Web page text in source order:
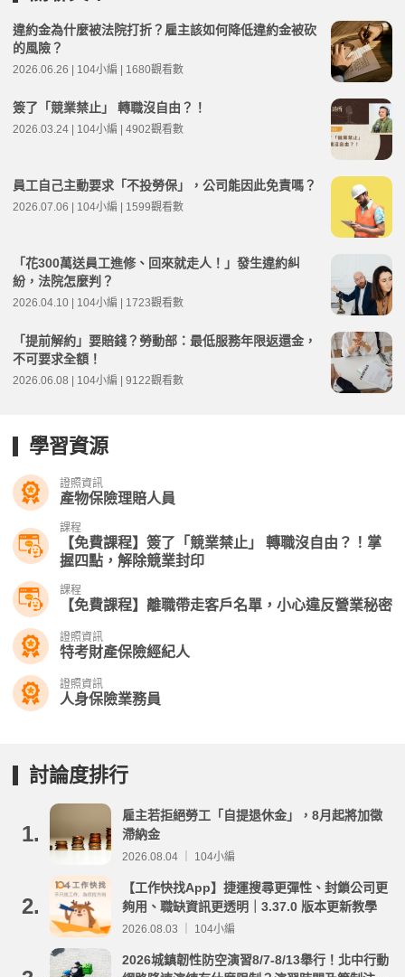
違約金為什麼被法院打折？雇主該如何降低違約金被砍
的風險？
2026.06.26 | 104小編 | 1680觀看數
簽了「競業禁止」 轉職沒自由？！
2026.03.24 | 104小編 | 4902觀看數
員工自己主動要求「不投勞保」，公司能因此免責嗎？
2026.07.06 | 104小編 | 1599觀看數
「花300萬送員工進修、回來就走人！」發生違約糾
紛，法院怎麼判？
2026.04.10 | 104小編 | 1723觀看數
「提前解約」要賠錢？勞動部：最低服務年限返還金，
不可要求全額！
2026.06.08 | 104小編 | 9122觀看數
學習資源
證照資訊
產物保險理賠人員
課程
【免費課程】簽了「競業禁止」 轉職沒自由？！掌
握四點，解除競業封印
課程
【免費課程】離職帶走客戶名單，小心違反營業秘密
證照資訊
特考財產保險經紀人
證照資訊
人身保險業務員
討論度排行
1.
雇主若拒絕勞工「自提退休金」，8月起將加徵
滯納金
2026.08.04 ｜ 104小編
2.
【工作快找App】捷運搜尋更彈性、封鎖公司更
夠用、職缺資訊更透明｜3.37.0 版本更新教學
2026.08.03 ｜ 104小編
2026城鎮韌性防空演習8/7-8/13舉行！北中行動